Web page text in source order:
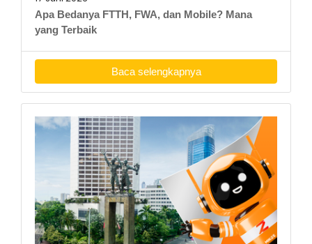
Apa Bedanya FTTH, FWA, dan Mobile? Mana
yang Terbaik
Baca selengkapnya